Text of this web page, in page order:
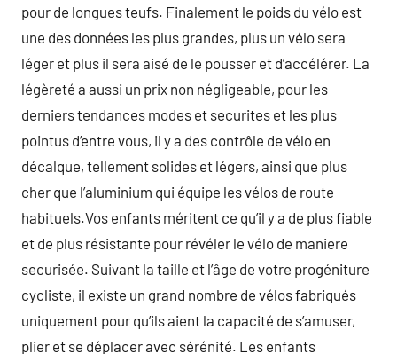
pour de longues teufs. Finalement le poids du vélo est
une des données les plus grandes, plus un vélo sera
léger et plus il sera aisé de le pousser et d’accélérer. La
légèreté a aussi un prix non négligeable, pour les
derniers tendances modes et securites et les plus
pointus d’entre vous, il y a des contrôle de vélo en
décalque, tellement solides et légers, ainsi que plus
cher que l’aluminium qui équipe les vélos de route
habituels.Vos enfants méritent ce qu’il y a de plus fiable
et de plus résistante pour révéler le vélo de maniere
securisée. Suivant la taille et l’âge de votre progéniture
cycliste, il existe un grand nombre de vélos fabriqués
uniquement pour qu’ils aient la capacité de s’amuser,
plier et se déplacer avec sérénité. Les enfants